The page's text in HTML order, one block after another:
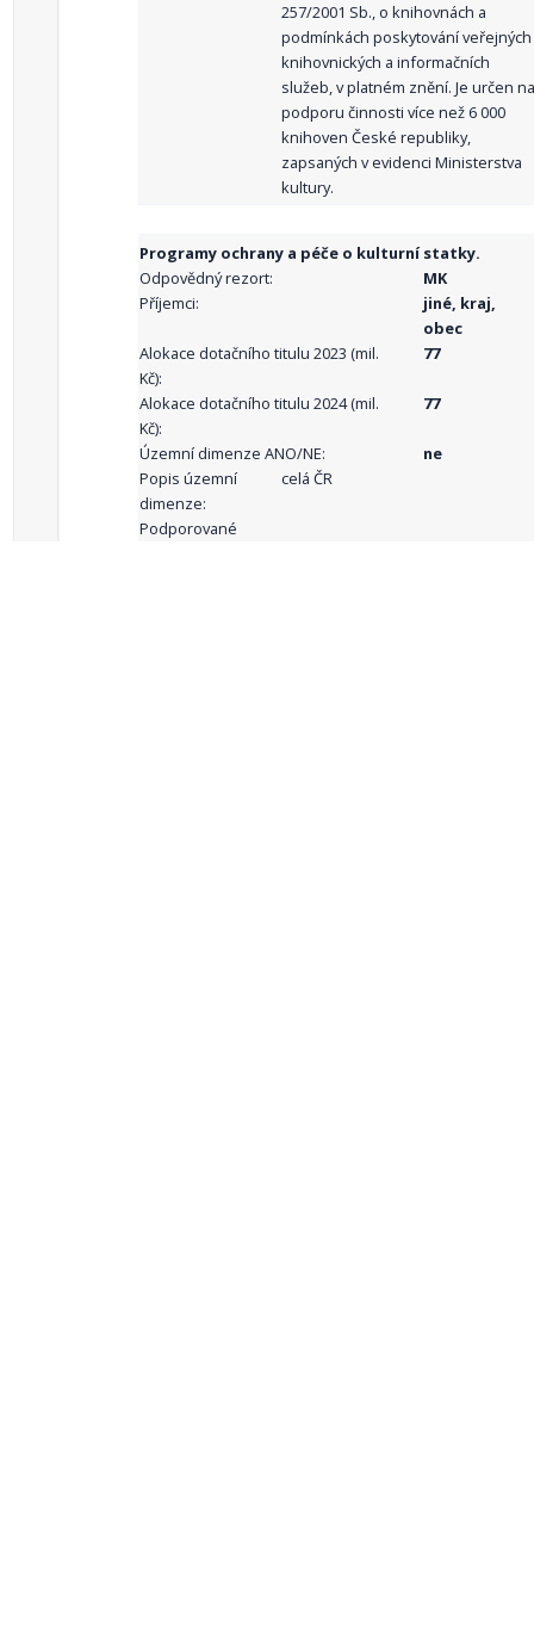
257/2001 Sb., o knihovnách a
podmínkách poskytování veřejných
knihovnických a informačních
služeb, v platném znění. Je určen na
podporu činnosti více než 6 000
knihoven České republiky,
zapsaných v evidenci Ministerstva
kultury.
Programy ochrany a péče o kulturní statky.
Odpovědný rezort:
MK
Příjemci:
jiné, kraj,
obec
Alokace dotačního titulu 2023 (mil.
Kč):
77
Alokace dotačního titulu 2024 (mil.
Kč):
77
Územní dimenze ANO/NE:
ne
Popis územní
dimenze:
celá ČR
Podporované